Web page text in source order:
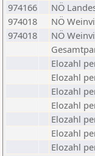
974166
NÖ
974018
NÖ
974018
NÖ
Elozahl
Elozahl
Elozahl
Elozahl
Elozahl
Elozahl
Elozahl